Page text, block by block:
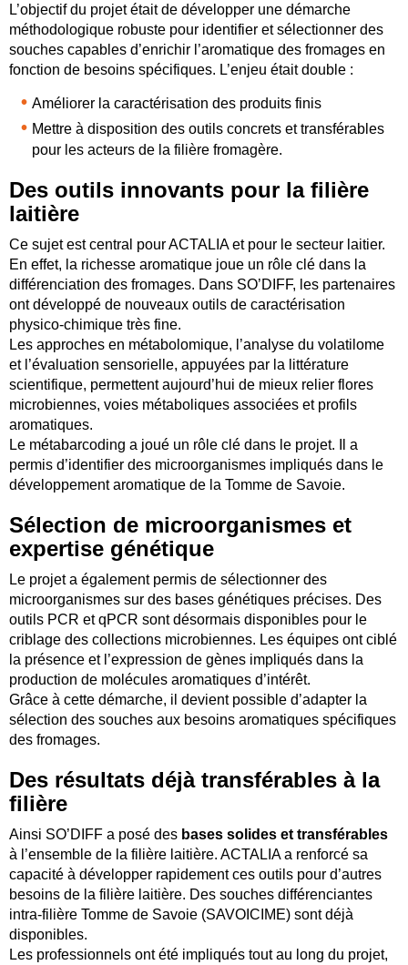
L’objectif du projet était de développer une démarche
méthodologique robuste pour identifier et sélectionner des
souches capables d’enrichir l’aromatique des fromages en
fonction de besoins spécifiques. L’enjeu était double :
Améliorer la caractérisation des produits finis
Mettre à disposition des outils concrets et transférables
pour les acteurs de la filière fromagère.
Des outils innovants pour la filière
laitière
Ce sujet est central pour ACTALIA et pour le secteur laitier.
En effet, la richesse aromatique joue un rôle clé dans la
différenciation des fromages. Dans SO’DIFF, les partenaires
ont développé de nouveaux outils de caractérisation
physico‑chimique très fine.
Les approches en métabolomique, l’analyse du volatilome
et l’évaluation sensorielle, appuyées par la littérature
scientifique, permettent aujourd’hui de mieux relier flores
microbiennes, voies métaboliques associées et profils
aromatiques.
Le métabarcoding a joué un rôle clé dans le projet. Il a
permis d’identifier des microorganismes impliqués dans le
développement aromatique de la Tomme de Savoie.
Sélection de microorganismes et
expertise génétique
Le projet a également permis de sélectionner des
microorganismes sur des bases génétiques précises. Des
outils PCR et qPCR sont désormais disponibles pour le
criblage des collections microbiennes. Les équipes ont ciblé
la présence et l’expression de gènes impliqués dans la
production de molécules aromatiques d’intérêt.
Grâce à cette démarche, il devient possible d’adapter la
sélection des souches aux besoins aromatiques spécifiques
des fromages.
Des résultats déjà transférables à la
filière
Ainsi SO’DIFF a posé des bases solides et transférables
à l’ensemble de la filière laitière. ACTALIA a renforcé sa
capacité à développer rapidement ces outils pour d’autres
besoins de la filière laitière. Des souches différenciantes
intra‑filière Tomme de Savoie (SAVOICIME) sont déjà
disponibles.
Les professionnels ont été impliqués tout au long du projet,